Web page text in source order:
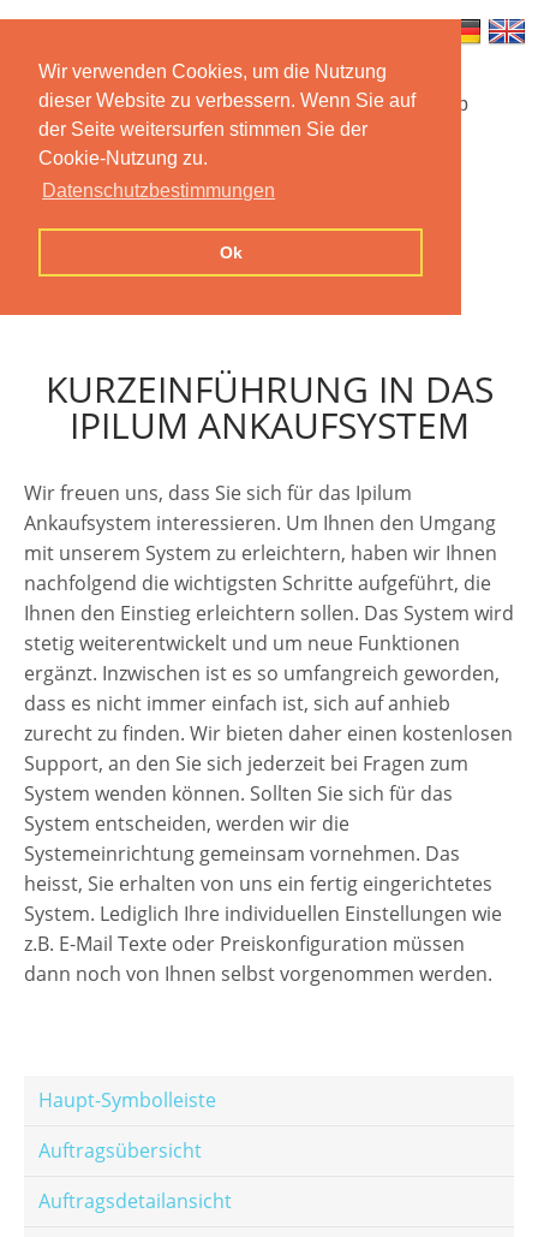
Wir verwenden Cookies, um die Nutzung
dieser Website zu verbessern. Wenn Sie auf
der Seite weitersurfen stimmen Sie der
Cookie-Nutzung zu.
Datenschutzbestimmungen
Ok
Startseite Funktionen Mobile App
Preise
Kontakt Impressum
KURZEINFÜHRUNG IN DAS
IPILUM ANKAUFSYSTEM
Wir freuen uns, dass Sie sich für das Ipilum
Ankaufsystem interessieren. Um Ihnen den Umgang
mit unserem System zu erleichtern, haben wir Ihnen
nachfolgend die wichtigsten Schritte aufgeführt, die
Ihnen den Einstieg erleichtern sollen. Das System wird
stetig weiterentwickelt und um neue Funktionen
ergänzt. Inzwischen ist es so umfangreich geworden,
dass es nicht immer einfach ist, sich auf anhieb
zurecht zu finden. Wir bieten daher einen kostenlosen
Support, an den Sie sich jederzeit bei Fragen zum
System wenden können. Sollten Sie sich für das
System entscheiden, werden wir die
Systemeinrichtung gemeinsam vornehmen. Das
heisst, Sie erhalten von uns ein fertig eingerichtetes
System. Lediglich Ihre individuellen Einstellungen wie
z.B. E-Mail Texte oder Preiskonfiguration müssen
dann noch von Ihnen selbst vorgenommen werden.
Haupt-Symbolleiste
Auftragsübersicht
Auftragsdetailansicht